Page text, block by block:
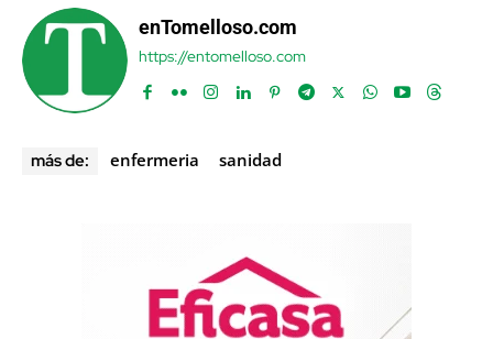
enTomelloso.com
https://entomelloso.com
más de: enfermeria sanidad